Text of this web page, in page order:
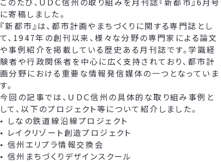
に寄稿しました。
『新都市』は、都市計画やまちづくりに関する専門誌とし
て、1947年の創刊以来、様々な分野の専門家による論文
や事例紹介を掲載している歴史ある月刊誌です。学識経
験者や行政関係者を中心に広く支持されており、都市計
画分野における重要な情報発信媒体の一つとなっていま
す。
今回の記事では、ＵＤＣ信州の具体的な取り組み事例と
して、以下のプロジェクト等について紹介しました。
• しなの鉄道線沿線プロジェクト
• レイクリゾート創造プロジェクト
• 信州エリプラ情報交換会
• 信州まちづくりデザインスクール